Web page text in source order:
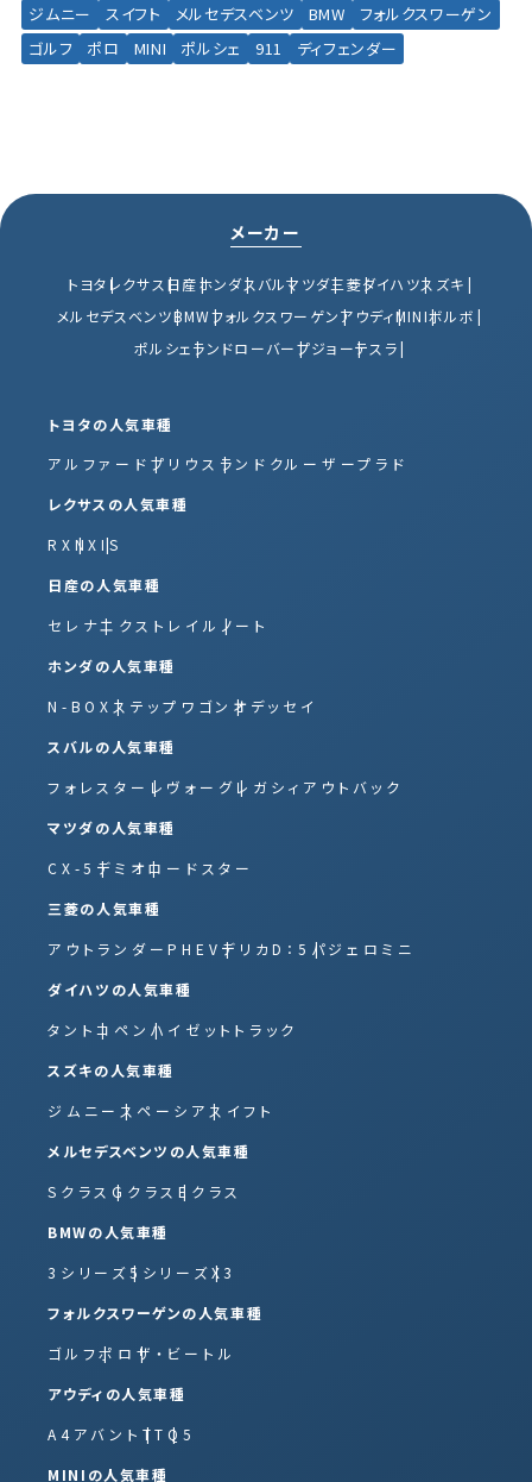
ジムニー
スイフト メルセデスベンツ BMW
フォルクスワーゲン
ゴルフ
ポロ MINI ポルシェ 911 ディフェンダー
メーカー
トヨタ レクサス 日産ホンダスバルマツダ三菱ダイハツスズキ
メルセデスベンツBMWフォルクスワーゲンアウディMINIボルボ
ポルシェランドローバープジョーテスラ
トヨタの人気車種
アルファード プリウス ランドクルーザープラド
レクサスの人気車種
RX NXIS
日産の人気車種
セレナエクストレイル ノート
ホンダの人気車種
N-BOX ステップワゴン オデッセイ
スバルの人気車種
フォレスター レヴォーグ レガシィアウトバック
マツダの人気車種
CX-5 デミオロードスター
三菱の人気車種
アウトランダーPHEV デリカD：5 パジェロミニ
ダイハツの人気車種
タントコペン ハイゼットトラック
スズキの人気車種
ジムニー スペーシア スイフト
メルセデスベンツの人気車種
SクラスGクラスEクラス
BMWの人気車種
3シリーズ5シリーズX3
フォルクスワーゲンの人気車種
ゴルフポロ ザ・ビートル
アウディの人気車種
A4アバント TTQ5
MINIの人気車種